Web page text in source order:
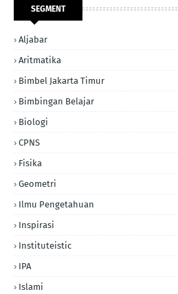
SEGMENT
Aljabar
Aritmatika
Bimbel Jakarta Timur
Bimbingan Belajar
Biologi
CPNS
Fisika
Geometri
Ilmu Pengetahuan
Inspirasi
Instituteistic
IPA
Islami